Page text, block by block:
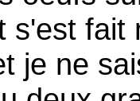
s'est fait
je ne